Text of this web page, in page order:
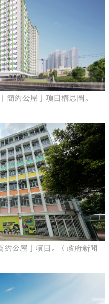
簡約公屋」項目構思圖。
約公屋」項目。（政府新聞